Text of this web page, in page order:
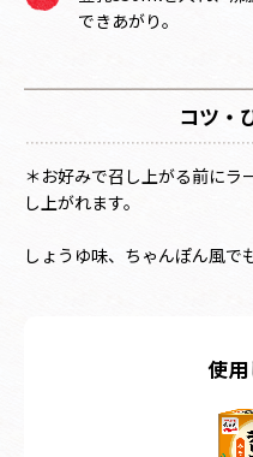
できあがり。
コツ・
＊お好みで召し上がる前にラ
し上がれます。
しょうゆ味、ちゃんぽん風で
使